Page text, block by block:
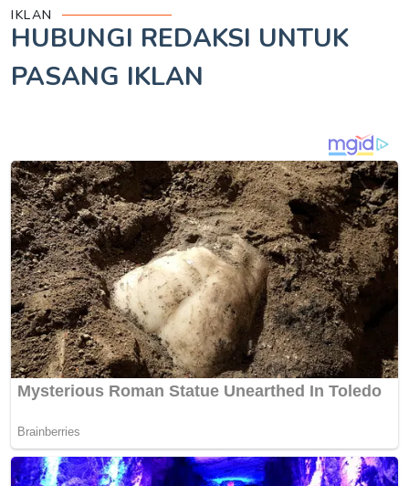
IKLAN
HUBUNGI REDAKSI UNTUK
PASANG IKLAN